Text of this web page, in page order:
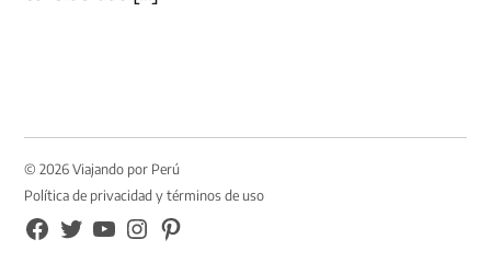
© 2026 Viajando por Perú
Política de privacidad y términos de uso
FB
TW YouTubeInstagramPinterest